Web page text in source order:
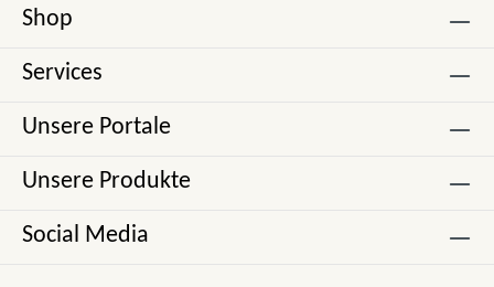
Shop
Services
Unsere Portale
Unsere Produkte
Social Media